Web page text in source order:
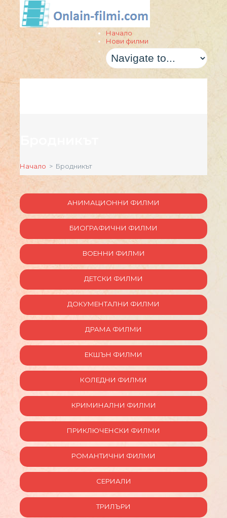
Начало
Нови филми
Начало > Бродникът
АНИМАЦИОННИ ФИЛМИ
БИОГРАФИЧНИ ФИЛМИ
ВОЕННИ ФИЛМИ
ДЕТСКИ ФИЛМИ
ДОКУМЕНТАЛНИ ФИЛМИ
ДРАМА ФИЛМИ
ЕКШЪН ФИЛМИ
КОЛЕДНИ ФИЛМИ
КРИМИНАЛНИ ФИЛМИ
ПРИКЛЮЧЕНСКИ ФИЛМИ
РОМАНТИЧНИ ФИЛМИ
СЕРИАЛИ
ТРИЛЪРИ